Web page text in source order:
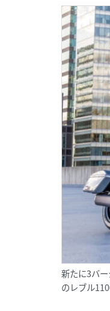
新たに3バ
のレブル